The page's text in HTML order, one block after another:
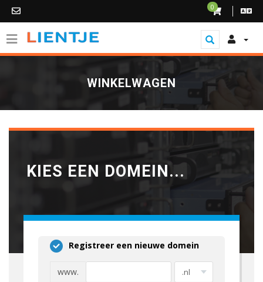
0
WINKELWAGEN
KIES EEN DOMEIN...
Registreer een nieuwe domein
www.